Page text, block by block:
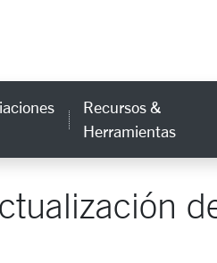
Recursos &
Herramientas